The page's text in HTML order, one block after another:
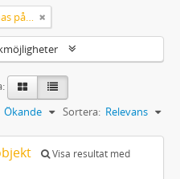
Codex Berggrenianus 20: Drusernas på Libanon heliga bok
Sortera: Relevans
Ökande
Visa resultat med